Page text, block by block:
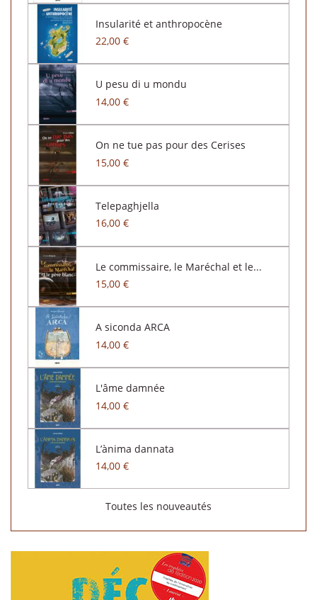
Insularité et anthropocène
22,00 €
U pesu di u mondu
14,00 €
On ne tue pas pour des Cerises
15,00 €
Telepaghjella
16,00 €
Le commissaire, le Maréchal et le...
15,00 €
A siconda ARCA
14,00 €
L'âme damnée
14,00 €
L’ànima dannata
14,00 €
Toutes les nouveautés